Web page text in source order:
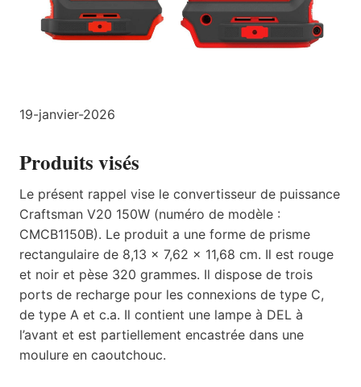
19-janvier-2026
Produits visés
Le présent rappel vise le convertisseur de puissance
Craftsman V20 150W (numéro de modèle :
CMCB1150B). Le produit a une forme de prisme
rectangulaire de 8,13 x 7,62 x 11,68 cm. Il est rouge
et noir et pèse 320 grammes. Il dispose de trois
ports de recharge pour les connexions de type C,
de type A et c.a. Il contient une lampe à DEL à
l’avant et est partiellement encastrée dans une
moulure en caoutchouc.